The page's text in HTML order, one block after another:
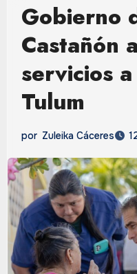
Gobierno
Castañón
servicios
Tulum
por Zuleika Cáceres